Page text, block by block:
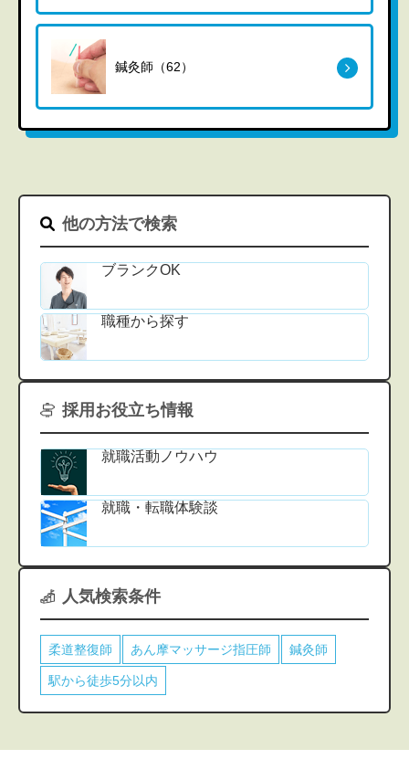
鍼灸師（62）
他の方法で検索
ブランクOK
職種から探す
採用お役立ち情報
就職活動ノウハウ
就職・転職体験談
人気検索条件
柔道整復師 あん摩マッサージ指圧師 鍼灸師
駅から徒歩5分以内